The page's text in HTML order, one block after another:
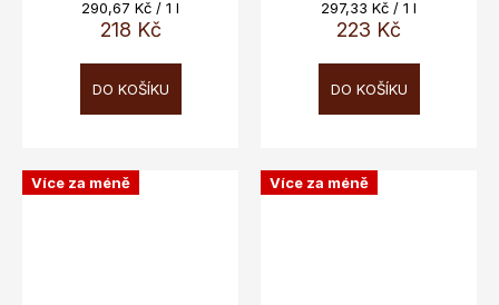
218 Kč
Měrná
cena:
290,67 Kč / 1 l
DO KOŠÍKU
223 Kč
Měrná
cena:
297,33 Kč / 1 l
DO KOŠÍKU
Více za méně Více za méně